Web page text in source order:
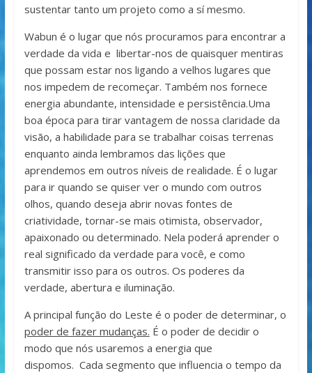
sustentar tanto um projeto como a sí mesmo.
Wabun é o lugar que nós procuramos para encontrar a
verdade da vida e libertar-nos de quaisquer mentiras
que possam estar nos ligando a velhos lugares que
nos impedem de recomeçar. Também nos fornece
energia abundante, intensidade e persistência.Uma
boa época para tirar vantagem de nossa claridade da
visão, a habilidade para se trabalhar coisas terrenas
enquanto ainda lembramos das lições que
aprendemos em outros níveis de realidade. É o lugar
para ir quando se quiser ver o mundo com outros
olhos, quando deseja abrir novas fontes de
criatividade, tornar-se mais otimista, observador,
apaixonado ou determinado. Nela poderá aprender o
real significado da verdade para você, e como
transmitir isso para os outros. Os poderes da
verdade, abertura e iluminação.
A principal função do Leste é o poder de determinar, o
poder de fazer mudanças. É o poder de decidir o
modo que nós usaremos a energia que
dispomos. Cada segmento que influencia o tempo da